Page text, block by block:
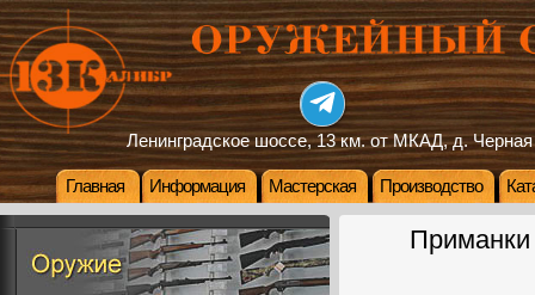
Ленинградское шоссе, 13 км. от МКАД, д. Черная
Главная Информация Мастерская Производство
Приманки